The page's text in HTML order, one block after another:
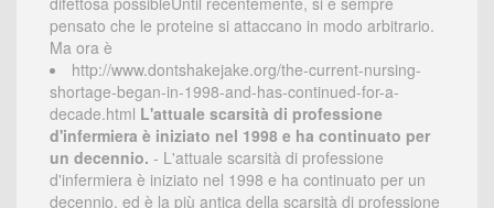
pensato che le proteine si attaccano in modo arbitrario.
Ma ora è
http://www.dontshakejake.org/the-current-nursing-
shortage-began-in-1998-and-has-continued-for-a-
decade.html L'attuale scarsità di professione
d'infermiera è iniziato nel 1998 e ha continuato per
un decennio. - L'attuale scarsità di professione
d'infermiera è iniziato nel 1998 e ha continuato per un
decennio, ed è la più antica della scarsità di professione